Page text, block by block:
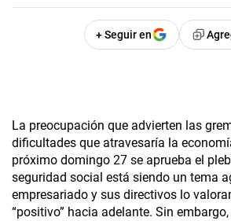
+ Seguir en
La preocupación que advierten las
dificultades que atravesaría la
próximo domingo 27 se aprueba el
seguridad social está siendo un tema
empresariado y sus directivos lo
“positivo” hacia adelante. Sin